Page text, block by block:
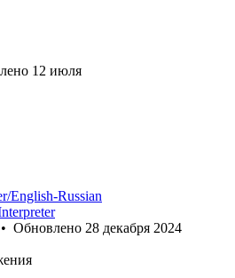
12 июля
English-Russian
• Обновлено 28 декабря 2024